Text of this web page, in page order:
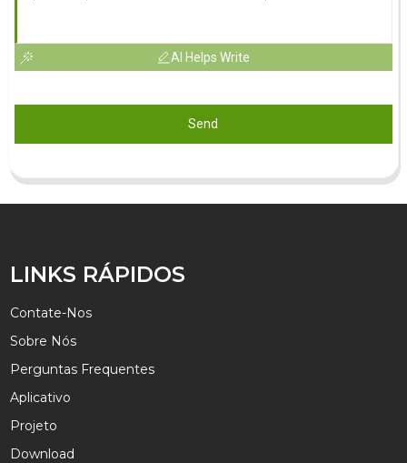
AI Helps Write
Send
LINKS RÁPIDOS
Contate-Nos
Sobre Nós
Perguntas Frequentes
Aplicativo
Projeto
Download